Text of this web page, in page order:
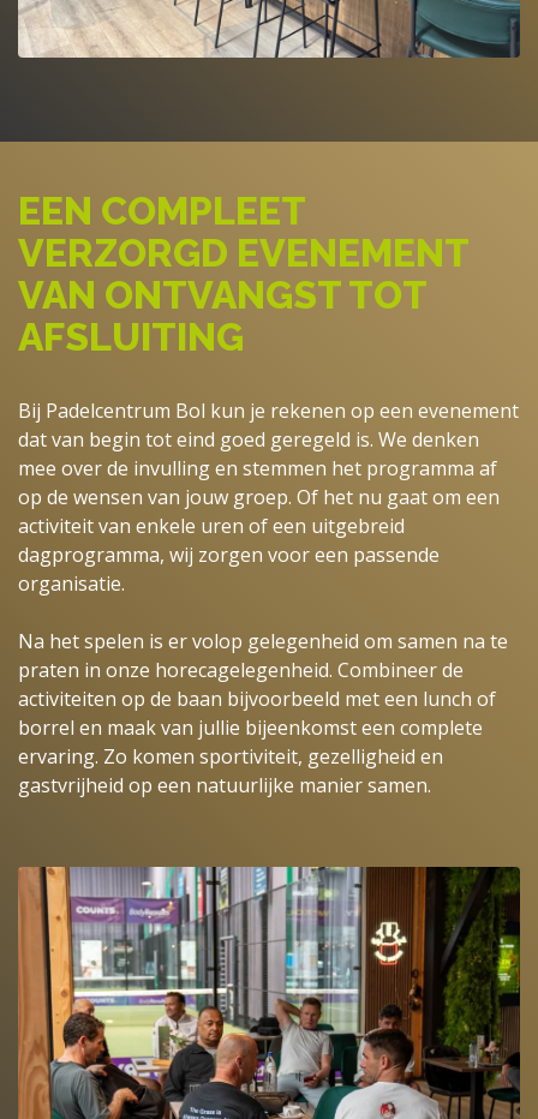
EEN COMPLEET
VERZORGD EVENEMENT
VAN ONTVANGST TOT
AFSLUITING
Bij Padelcentrum Bol kun je rekenen op een evenement
dat van begin tot eind goed geregeld is. We denken
mee over de invulling en stemmen het programma af
op de wensen van jouw groep. Of het nu gaat om een
activiteit van enkele uren of een uitgebreid
dagprogramma, wij zorgen voor een passende
organisatie.
Na het spelen is er volop gelegenheid om samen na te
praten in onze horecagelegenheid. Combineer de
activiteiten op de baan bijvoorbeeld met een lunch of
borrel en maak van jullie bijeenkomst een complete
ervaring. Zo komen sportiviteit, gezelligheid en
gastvrijheid op een natuurlijke manier samen.